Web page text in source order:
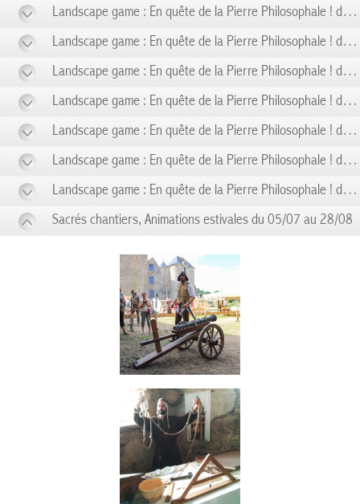
Landscape game : En quête de la Pierre Philosophale ! du 17/05 au 17/05
Landscape game : En quête de la Pierre Philosophale ! du 24/05 au 24/05
Landscape game : En quête de la Pierre Philosophale ! du 31/05 au 31/05
Landscape game : En quête de la Pierre Philosophale ! du 07/06 au 07/06
Landscape game : En quête de la Pierre Philosophale ! du 14/06 au 14/06
Landscape game : En quête de la Pierre Philosophale ! du 21/06 au 21/06
Landscape game : En quête de la Pierre Philosophale ! du 28/06 au 28/06
Sacrés chantiers, Animations estivales du 05/07 au 28/08